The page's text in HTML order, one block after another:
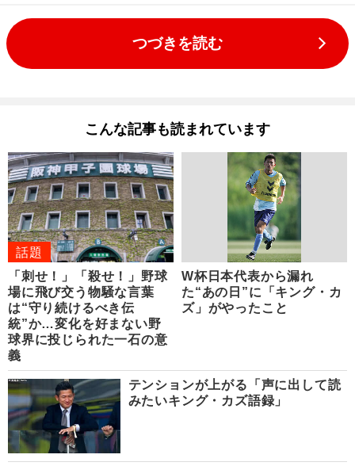
つづきを読む
こんな記事も読まれています
話題
「刺せ！」「殺せ！」野球
場に飛び交う物騒な言葉
は“守り続けるべき伝
統”か…変化を好まない野
球界に投じられた一石の意
義
W杯日本代表から漏れ
た“あの日”に「キング・カ
ズ」がやったこと
テンションが上がる「声に出して読
みたいキング・カズ語録」